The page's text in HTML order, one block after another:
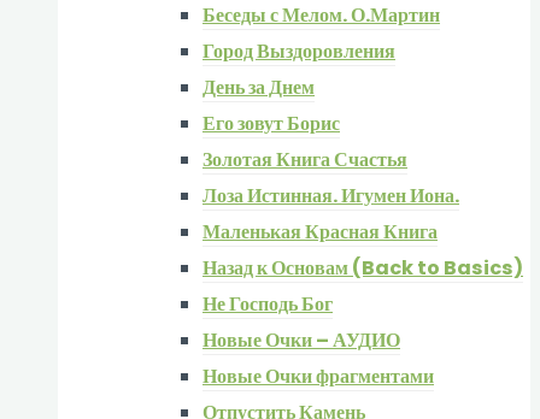
Беседы с Мелом. О.Мартин
Город Выздоровления
День за Днем
Его зовут Борис
Золотая Книга Счастья
Лоза Истинная. Игумен Иона.
Маленькая Красная Книга
Назад к Основам (Back to Basics)
Не Господь Бог
Новые Очки – АУДИО
Новые Очки фрагментами
Отпустить Камень